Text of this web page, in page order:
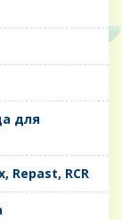
для
Repast, RCR